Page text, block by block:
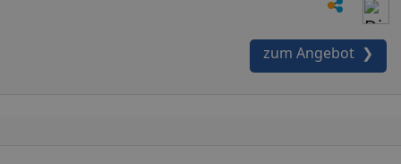
zum Angebot ❯